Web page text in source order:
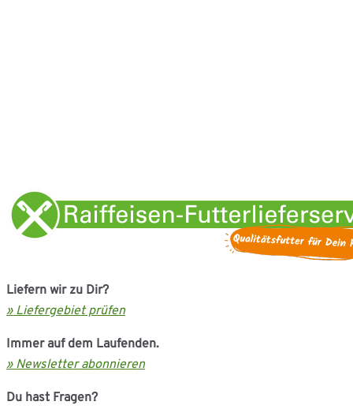
Liefern wir zu Dir?
» Liefergebiet prüfen
Immer auf dem Laufenden.
» Newsletter abonnieren
Du hast Fragen?